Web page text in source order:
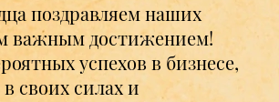
поздравляем наших
важным достижением!
успехов в бизнесе,
своих силах и